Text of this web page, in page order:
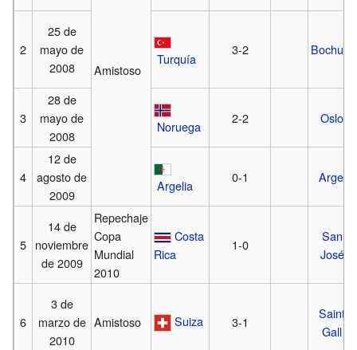
Amistoso
2
25 de
mayo de
2008
Turquía
3-2 Bochum
3
28 de
mayo de
2008
Noruega
2-2 Oslo
4
12 de
agosto de
2009
Argelia
0-1 Argel
5
14 de
noviembre
de 2009
Repechaje
Copa
Mundial
2010
Costa
Rica
1-0
San
José
6
3 de
marzo de
2010
Amistoso Suiza 3-1
Saint
Gall